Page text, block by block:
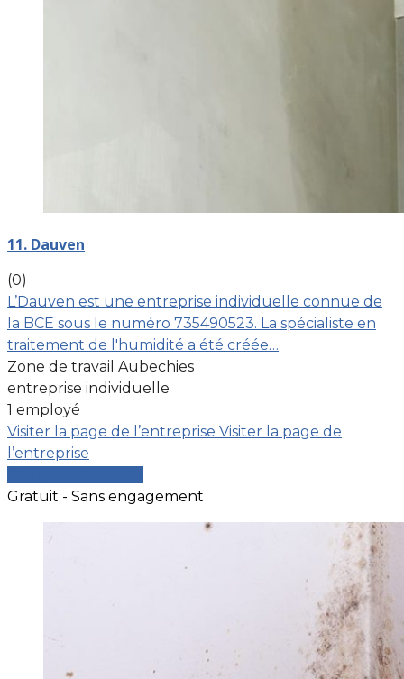
11. Dauven
(0)
L’Dauven est une entreprise individuelle connue de
la BCE sous le numéro 735490523. La spécialiste en
traitement de l'humidité a été créée…
Zone de travail Aubechies
entreprise individuelle
1 employé
Visiter la page de l’entreprise Visiter la page de
l’entreprise
Gratuit - Sans engagement